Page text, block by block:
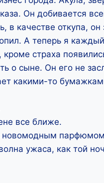
Он добивается
в качестве откупа, он
А теперь я
страха
о сыне. Он его не
какими-то
все ближе.
новомодным
ужаса, как той